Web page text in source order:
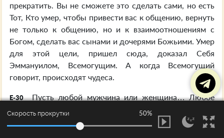
прекратить. Вы не сможете это сделать сами, но есть
Тот, Кто умер, чтобы привести вас к общению, вернуть
не только к общению, но и к взаимоотношениям с
Богом, сделать вас сынами и дочерями Божьими. Умер
для этой цели, пришел сюда, доказал Себя
Эммануилом, Всемогущим. А когда Всемогущий
говорит, происходят чудеса.
E-30 Пусть любой мужчина или женщина… Любое
Божественное обетование, когда Всемогущий говорит
из Библии, – чудеса будут происходить там, где то
семя укореняется в сердце мужчины или женщины.
Скорость прокрутки 50%